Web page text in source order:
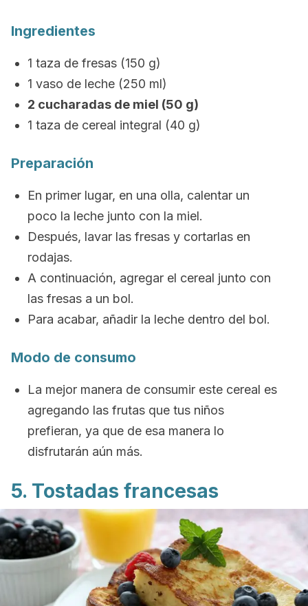
Ingredientes
1 taza de fresas (150 g)
1 vaso de leche (250 ml)
2 cucharadas de miel (50 g)
1 taza de cereal integral (40 g)
Preparación
En primer lugar, en una olla, calentar un
poco la leche junto con la miel.
Después, lavar las fresas y cortarlas en
rodajas.
A continuación, agregar el cereal junto con
las fresas a un bol.
Para acabar, añadir la leche dentro del bol.
Modo de consumo
La mejor manera de consumir este cereal es
agregando las frutas que tus niños
prefieran, ya que de esa manera lo
disfrutarán aún más.
5. Tostadas francesas